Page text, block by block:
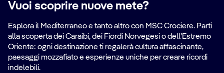
Vuoi scoprire nuove mete?
Esplora il Mediterraneo e tanto altro con MSC Crociere. Parti
alla scoperta dei Caraibi, dei Fiordi Norvegesi o dell’Estremo
Oriente: ogni destinazione ti regalerà cultura affascinante,
paesaggi mozzafiato e esperienze uniche per creare ricordi
indelebili.